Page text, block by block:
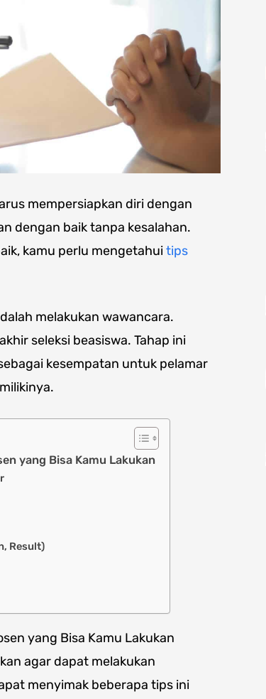
mempersiapkan diri dengan
dengan baik tanpa kesalahan.
kamu perlu mengetahuitips
melakukan wawancara.
seleksi beasiswa. Tahap ini
kesempatan untuk pelamar
yang Bisa Kamu Lakukan
Result)
yang Bisa Kamu Lakukan
agar dapat melakukan
menyimak beberapa tips ini